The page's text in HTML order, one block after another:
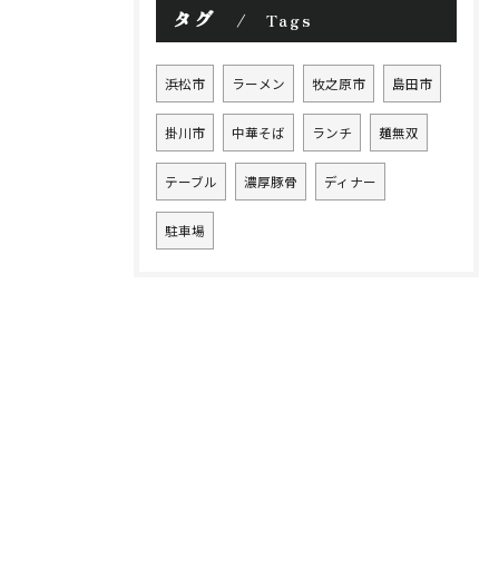
タグ Tags
浜松市 ラーメン 牧之原市 島田市
掛川市 中華そば ランチ 麺無双
テーブル 濃厚豚骨 ディナー
駐車場